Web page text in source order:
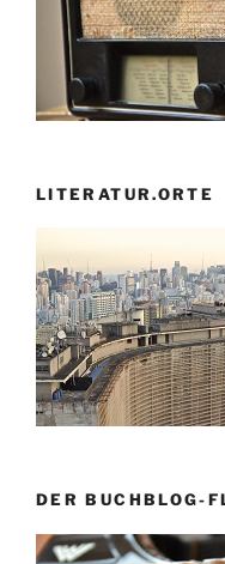
LITERATUR.ORTE
DER BUCHBLOG-